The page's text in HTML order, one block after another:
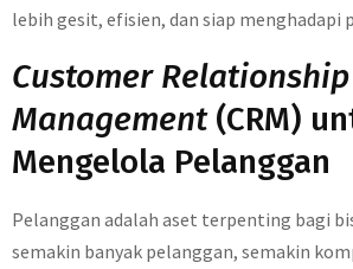
lebih gesit, efisien, dan siap menghadapi
Customer Relationship
Management(CRM)
Mengelola Pelanggan
Pelanggan adalah aset terpenting bagi
semakin banyak pelanggan, semakin